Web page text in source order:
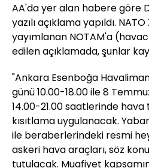
AA'da yer alan habere göre
yazılı açıklama yapıldı.
yayımlanan NOTAM'a
edilen açıklamada, şunlar
"Ankara Esenboğa
günü 10.00-18.00 ile 8
14.00-21.00 saatlerinde
kısıtlama uygulanacak.
ile beraberlerindeki resmi
askeri hava araçları, söz
tutulacak. Muafiyet